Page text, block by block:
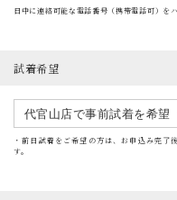
日中に連絡可能な電話番号（携帯電話可）を
試着希望
・前日試着をご希望の方は、お申込み完
す。